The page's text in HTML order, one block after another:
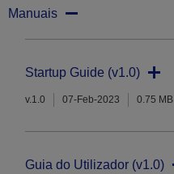
Manuais
Startup Guide (v1.0)
v.1.0 07-Feb-2023 0.75 MB
Guia do Utilizador (v1.0)